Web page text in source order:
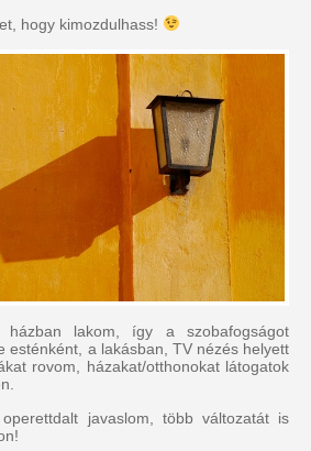
hogy kimozdulhass!
házban lakom, így a szobafogságot
esténként, a lakásban, TV nézés helyett
rovom, házakat/otthonokat látogatok
javaslom, több változatát is